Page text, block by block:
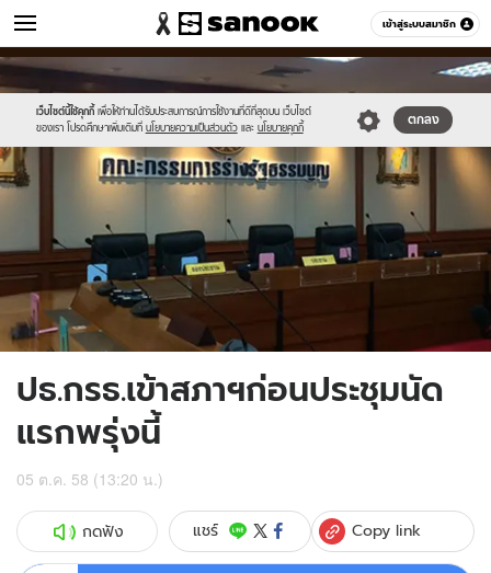
เข้าสู่ระบบสมาชิก
ข่าว หมวดอื่นๆ
เว็บไซต์นี้ใช้คุกกี้ เพื่อให้ท่านได้รับประสบการณ์การใช้งานที่ดีที่สุดบน เว็บไซต์
ของเรา โปรดศึกษาเพิ่มเติมที่ นโยบายความเป็นส่วนตัว และ นโยบายคุกกี้
ตกลง
Sanook
//s.isanook.com/sr/0/images/logo-
new-
sanook.png
600
60
//s.isanook.com/ns/0/ud/375/1876826/650283-
01.jpg
ปธ.กรธ.เข้าสภาฯก่อนประชุมนัด
แรกพรุ่งนี้
05 ต.ค. 58 (13:20 น.)
กดฟัง แชร์ Copy link